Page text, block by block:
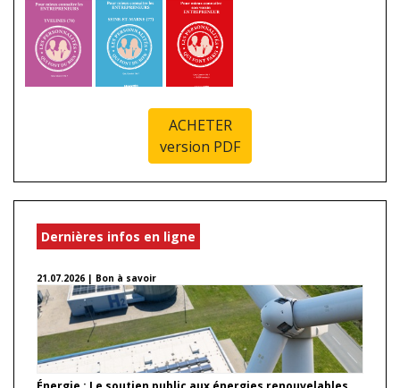
ACHETER
version PDF
Dernières infos en ligne
21.07.2026 | Bon à savoir